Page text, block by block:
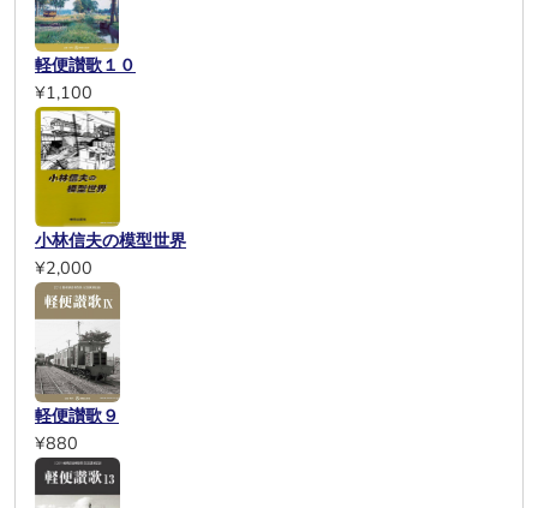
軽便讃歌１０
¥1,100
小林信夫の模型世界
¥2,000
軽便讃歌９
¥880